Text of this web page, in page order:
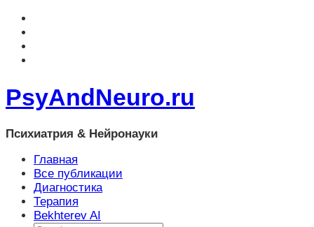
PsyAndNeuro.ru
Психиатрия & Нейронауки
Главная
Все публикации
Диагностика
Терапия
Bekhterev AI